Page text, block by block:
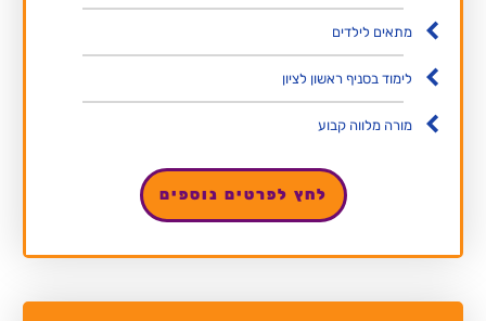
מתאים לילדים
לימוד בסניף ראשון לציון
מורה מלווה קבוע
לחץ לפרטים נוספים